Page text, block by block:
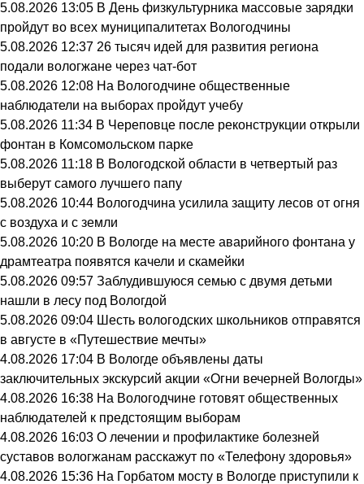
5.08.2026 13:05 В День физкультурника массовые зарядки
пройдут во всех муниципалитетах Вологодчины
5.08.2026 12:37 26 тысяч идей для развития региона
подали вологжане через чат-бот
5.08.2026 12:08 На Вологодчине общественные
наблюдатели на выборах пройдут учебу
5.08.2026 11:34 В Череповце после реконструкции открыли
фонтан в Комсомольском парке
5.08.2026 11:18 В Вологодской области в четвертый раз
выберут самого лучшего папу
5.08.2026 10:44 Вологодчина усилила защиту лесов от огня
с воздуха и с земли
5.08.2026 10:20 В Вологде на месте аварийного фонтана у
драмтеатра появятся качели и скамейки
5.08.2026 09:57 Заблудившуюся семью с двумя детьми
нашли в лесу под Вологдой
5.08.2026 09:04 Шесть вологодских школьников отправятся
в августе в «Путешествие мечты»
4.08.2026 17:04 В Вологде объявлены даты
заключительных экскурсий акции «Огни вечерней Вологды»
4.08.2026 16:38 На Вологодчине готовят общественных
наблюдателей к предстоящим выборам
4.08.2026 16:03 О лечении и профилактике болезней
суставов вологжанам расскажут по «Телефону здоровья»
4.08.2026 15:36 На Горбатом мосту в Вологде приступили к